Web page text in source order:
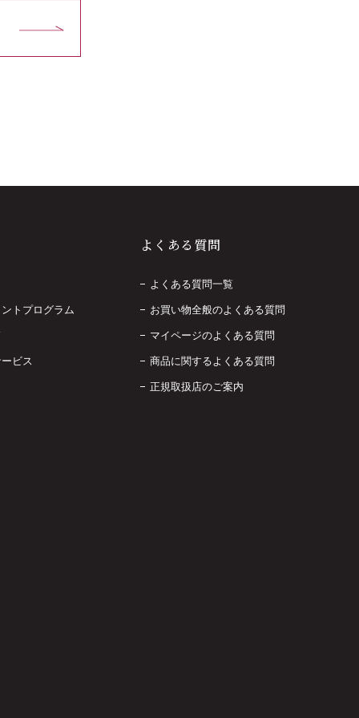
トプログラム
ビス
よくある質問
よくある質問一覧
お買い物全般のよくある質問
マイページのよくある質問
商品に関するよくある質問
正規取扱店のご案内